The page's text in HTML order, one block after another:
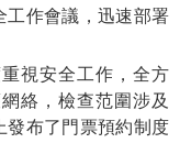
工作會議，迅速部署
視安全工作，全方
絡，檢查范圍涉及
發布了門票預約制度